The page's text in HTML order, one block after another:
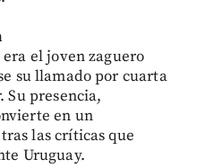
el joven zaguero
su llamado por cuarta
Su presencia,
en un
las críticas que
Uruguay.